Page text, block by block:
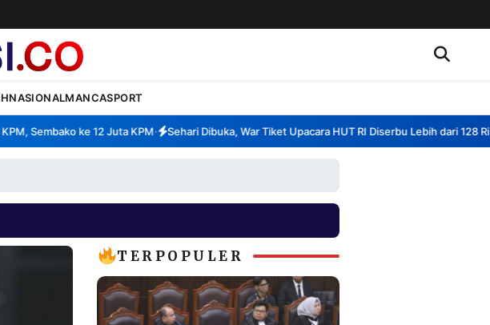
NASIONALMANCASPORT
Sembako ke 12 Juta KPM• Sehari Dibuka, War Tiket Upacara HUT RI Diserbu Lebih dari 128 Ribu
TERPOPULER